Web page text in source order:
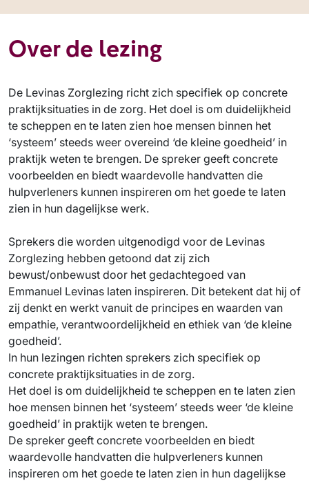
Over de lezing
De Levinas Zorglezing richt zich specifiek op concrete
praktijksituaties in de zorg. Het doel is om duidelijkheid
te scheppen en te laten zien hoe mensen binnen het
‘systeem’ steeds weer overeind ‘de kleine goedheid’ in
praktijk weten te brengen. De spreker geeft concrete
voorbeelden en biedt waardevolle handvatten die
hulpverleners kunnen inspireren om het goede te laten
zien in hun dagelijkse werk.
Sprekers die worden uitgenodigd voor de Levinas
Zorglezing hebben getoond dat zij zich
bewust/onbewust door het gedachtegoed van
Emmanuel Levinas laten inspireren. Dit betekent dat hij of
zij denkt en werkt vanuit de principes en waarden van
empathie, verantwoordelijkheid en ethiek van ‘de kleine
goedheid’.
In hun lezingen richten sprekers zich specifiek op
concrete praktijksituaties in de zorg.
Het doel is om duidelijkheid te scheppen en te laten zien
hoe mensen binnen het ‘systeem’ steeds weer ‘de kleine
goedheid’ in praktijk weten te brengen.
De spreker geeft concrete voorbeelden en biedt
waardevolle handvatten die hulpverleners kunnen
inspireren om het goede te laten zien in hun dagelijkse